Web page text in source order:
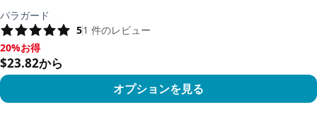
パラガード
51 件のレビュー
20%お得, $23.82から
20%お得
$23.82から
オプションを見る